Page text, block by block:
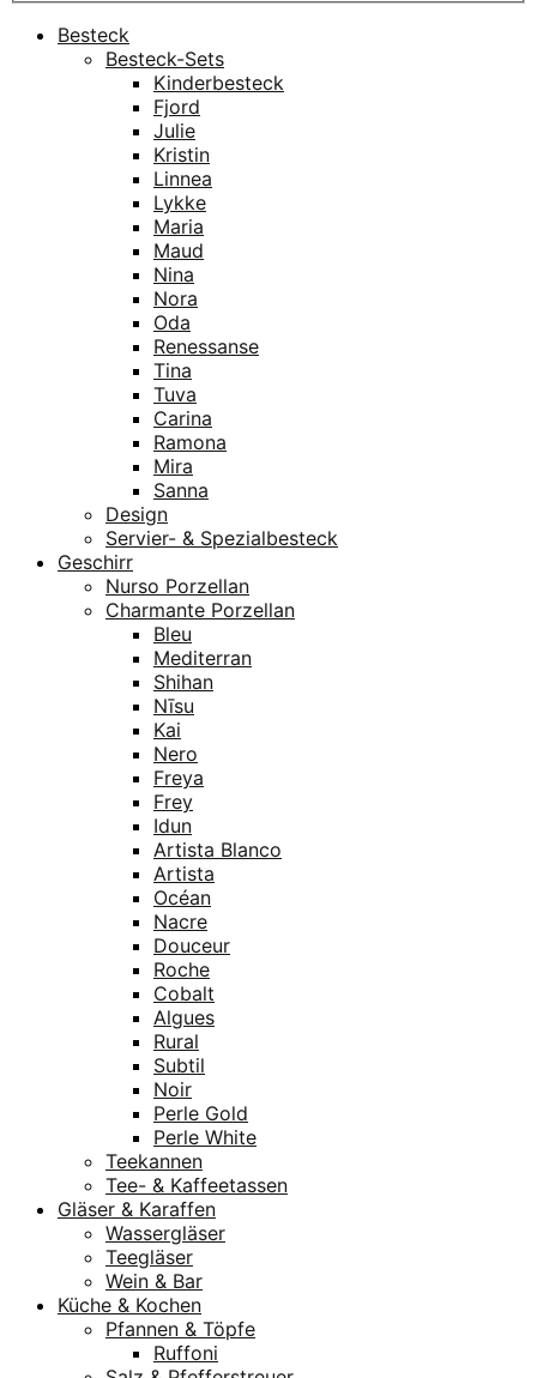
Besteck
Besteck-Sets
Kinderbesteck
Fjord
Julie
Kristin
Linnea
Lykke
Maria
Maud
Nina
Nora
Oda
Renessanse
Tina
Tuva
Carina
Ramona
Mira
Sanna
Design
Servier- & Spezialbesteck
Geschirr
Nurso Porzellan
Charmante Porzellan
Bleu
Mediterran
Shihan
Nīsu
Kai
Nero
Freya
Frey
Idun
Artista Blanco
Artista
Océan
Nacre
Douceur
Roche
Cobalt
Algues
Rural
Subtil
Noir
Perle Gold
Perle White
Teekannen
Tee- & Kaffeetassen
Gläser & Karaffen
Wassergläser
Teegläser
Wein & Bar
Küche & Kochen
Pfannen & Töpfe
Ruffoni